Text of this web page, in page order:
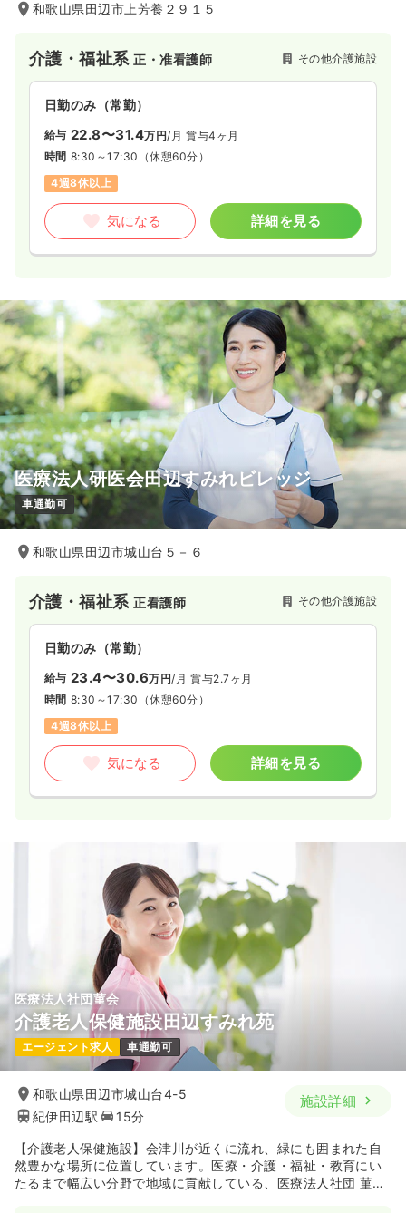
和歌山県田辺市上芳養２９１５
介護・福祉系正・准看護師 その他介護施設
日勤のみ（常勤）
給与 22.8〜31.4万円/月 賞与4ヶ月
時間 8:30～17:30 （休憩60分）
4週8休以上
気になる 詳細を見る
医療法人研医会田辺すみれビレッジ
車通勤可
和歌山県田辺市城山台５－６
介護・福祉系正看護師 その他介護施設
日勤のみ（常勤）
給与 23.4〜30.6万円/月 賞与2.7ヶ月
時間 8:30～17:30 （休憩60分）
4週8休以上
気になる 詳細を見る
医療法人社団菫会
介護老人保健施設田辺すみれ苑
エージェント求人 車通勤可
和歌山県田辺市城山台4-5
紀伊田辺駅
15分
施設詳細
【介護老人保健施設】会津川が近くに流れ、緑にも囲まれた自
然豊かな場所に位置しています。医療・介護・福祉・教育にい
たるまで幅広い分野で地域に貢献している、医療法人社団 菫会